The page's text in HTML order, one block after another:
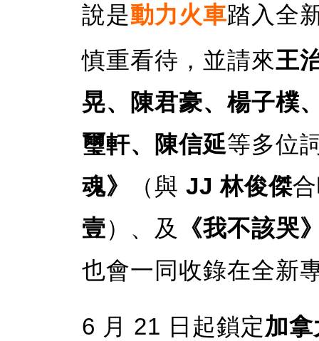
說是動力火車踏入全
慎重看待，並請來王
晃、陳君豪、楊子樸
璽軒、陳信延等多位
魂》
（與 JJ 林俊傑
壹）、及
《我不該哭
也會一同收錄在全新
6 月 21 日起鎖定加